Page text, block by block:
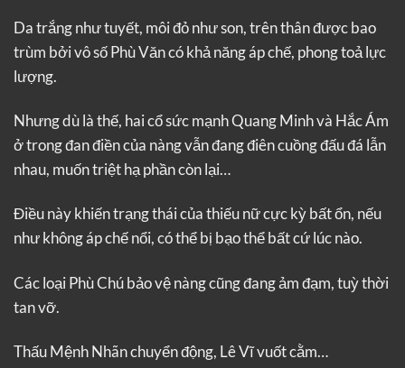
Da trắng như tuyết, môi đỏ như son, trên thân được bao
trùm bởi vô số Phù Văn có khả năng áp chế, phong toả lực
lượng.
Nhưng dù là thế, hai cổ sức mạnh Quang Minh và Hắc Ám
ở trong đan điền của nàng vẫn đang điên cuồng đấu đá lẫn
nhau, muốn triệt hạ phần còn lại…
Điều này khiến trạng thái của thiếu nữ cực kỳ bất ổn, nếu
như không áp chế nổi, có thể bị bạo thể bất cứ lúc nào.
Các loại Phù Chú bảo vệ nàng cũng đang ảm đạm, tuỳ thời
tan vỡ.
Thấu Mệnh Nhãn chuyển động, Lê Vĩ vuốt cằm…